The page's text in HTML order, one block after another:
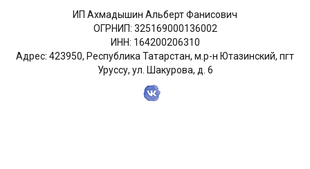
ИП Ахмадышин Альберт Фанисович
ОГРНИП: 325169000136002
ИНН: 164200206310
Адрес: 423950, Республика Татарстан, м.р-н Ютазинский, пгт
Уруссу, ул. Шакурова, д. 6